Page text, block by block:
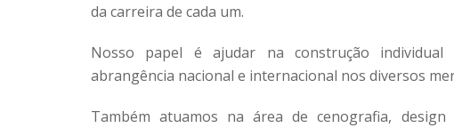
da carreira de cada um.
Nosso papel é ajudar na construção
abrangência nacional e internacional nos diversos
Também atuamos na área de cenografia,